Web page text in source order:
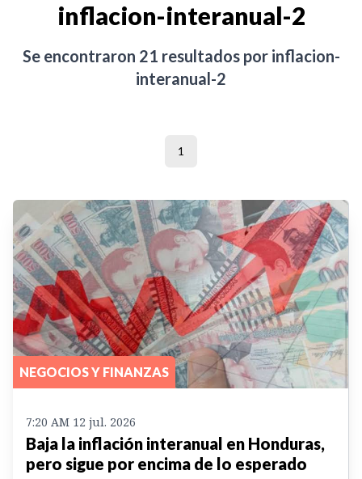
inflacion-interanual-2
Se encontraron 21 resultados por inflacion-
interanual-2
1
NEGOCIOS Y FINANZAS
7:20 AM 12 jul. 2026
Baja la inflación interanual en Honduras,
pero sigue por encima de lo esperado